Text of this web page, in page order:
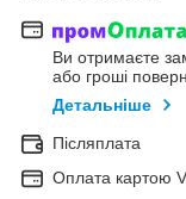
Ви отримаєте
або гроші
Детальніше
Післяплата
Оплата картою